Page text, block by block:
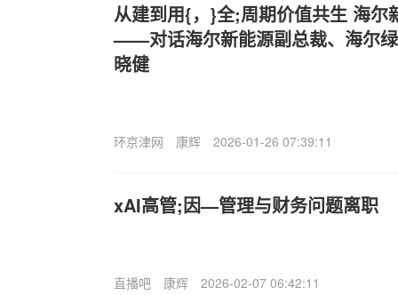
从建到用{，}全;周期价值共生 海尔
——对话海尔新能源副总裁、海尔
晓健
环京津网 康辉 2026-01-26 07:39:11
xAI高管;因—管理与财务问题离职
直播吧 康辉 2026-02-07 06:42:11